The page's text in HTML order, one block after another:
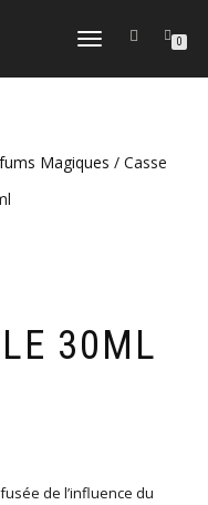
DÉPLIER
NAVIGATION
0
Magiques / Casse
30ML
de l’influence du